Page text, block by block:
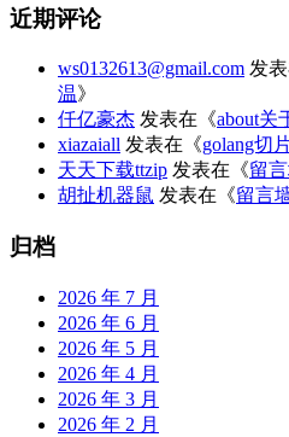
近期评论
ws0132613@gmail.com 发
温》
仟亿豪杰 发表在《about关
xiazaiall 发表在《golang切
天天下载ttzip 发表在《留
胡扯机器鼠 发表在《留言
归档
2026 年 7 月
2026 年 6 月
2026 年 5 月
2026 年 4 月
2026 年 3 月
2026 年 2 月